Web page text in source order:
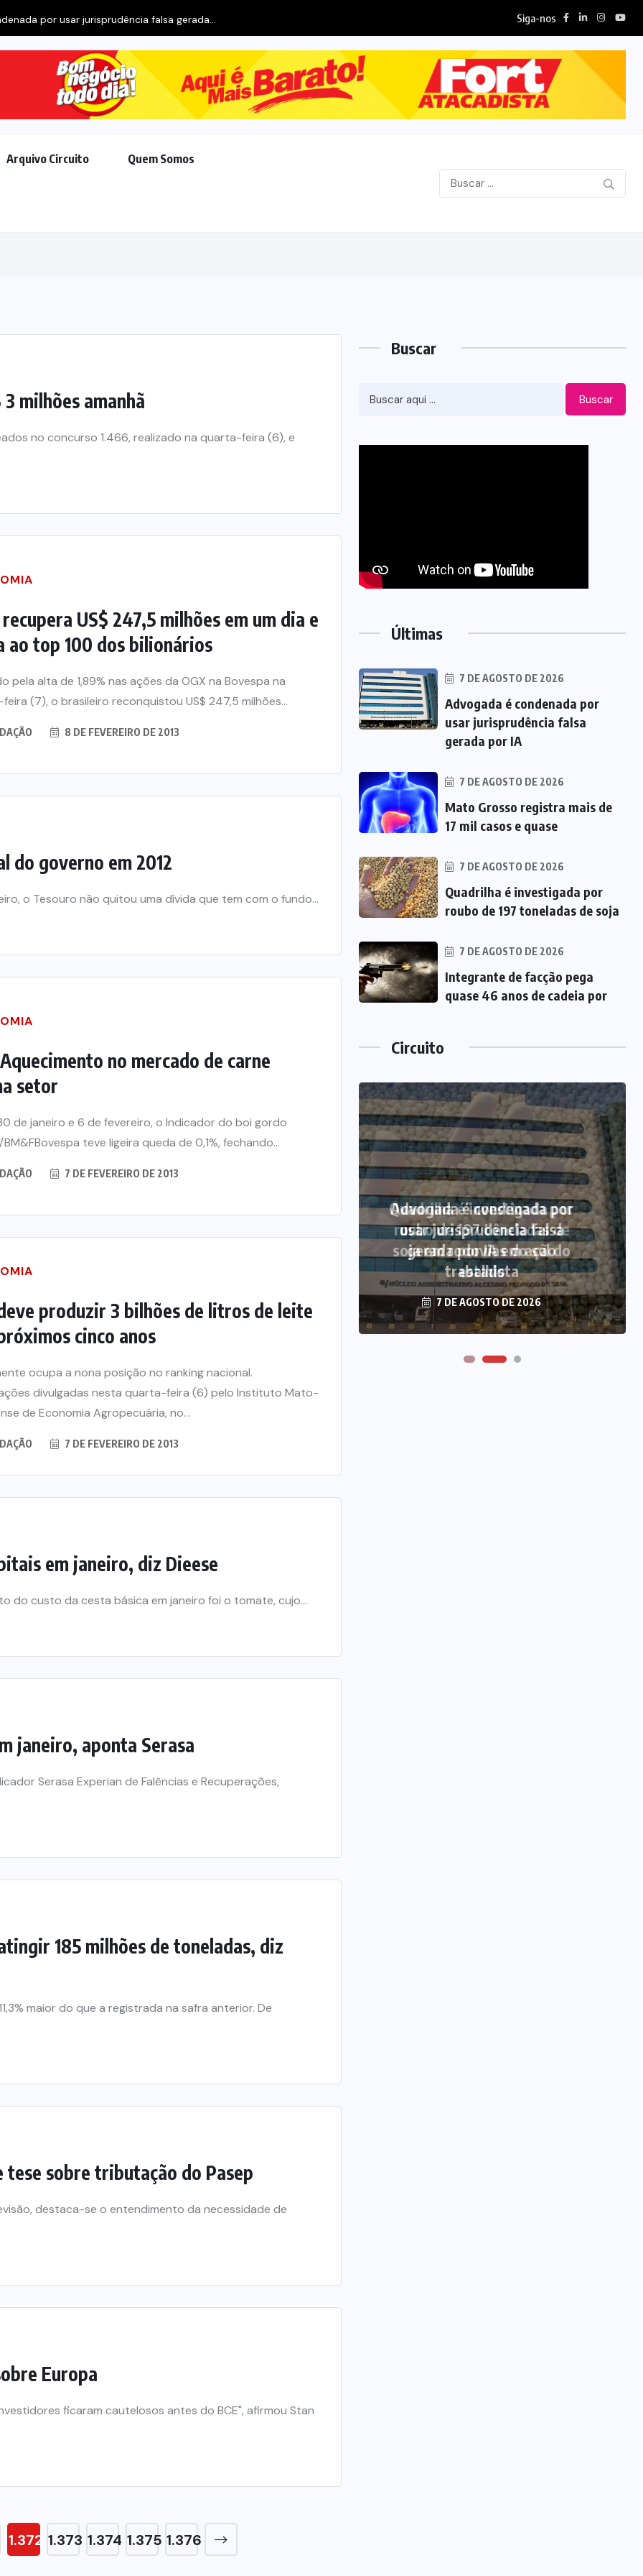
por usar jurisprudência falsa gerada... Siga-nos
Arquivo Circuito Quem Somos
milhões amanhã
no concurso 1.466, realizado na quarta-feira (6), e
US$ 247,5 milhões em um dia e
ao top 100 dos bilionários
pela alta de 1,89% nas ações da OGX na Bovespa na
(7), o brasileiro reconquistou US$ 247,5 milhões...
8 DE FEVEREIRO DE 2013
do governo em 2012
o Tesouro não quitou uma dívida que tem com o fundo...
no mercado de carne
setor
de janeiro e 6 de fevereiro, o Indicador do boi gordo
BM&FBovespa teve ligeira queda de 0,1%, fechando...
7 DE FEVEREIRO DE 2013
produzir 3 bilhões de litros de leite
cinco anos
ocupa a nona posição no ranking nacional.
divulgadas nesta quarta-feira (6) pelo Instituto Mato-
de Economia Agropecuária, no...
7 DE FEVEREIRO DE 2013
em janeiro, diz Dieese
do custo da cesta básica em janeiro foi o tomate, cujo...
janeiro, aponta Serasa
Serasa Experian de Falências e Recuperações,
185 milhões de toneladas, diz
maior do que a registrada na safra anterior. De
sobre tributação do Pasep
destaca-se o entendimento da necessidade de
Europa
ficaram cautelosos antes do BCE", afirmou Stan
1.372 1.373 1.374 1.375 1.376
Buscar
Buscar
Últimas
7 DE AGOSTO DE 2026
Advogada é condenada por
usar jurisprudência falsa
gerada por IA
7 DE AGOSTO DE 2026
Mato Grosso registra mais de
17 mil casos e quase
7 DE AGOSTO DE 2026
Quadrilha é investigada por
roubo de 197 toneladas de soja
7 DE AGOSTO DE 2026
Integrante de facção pega
quase 46 anos de cadeia por
Circuito
7 DE AGOSTO DE 2026
Quadrilha é investigada por
roubo de 197 toneladas de
soja em rodovias do sul do
estado
7 DE AGOSTO DE 2026